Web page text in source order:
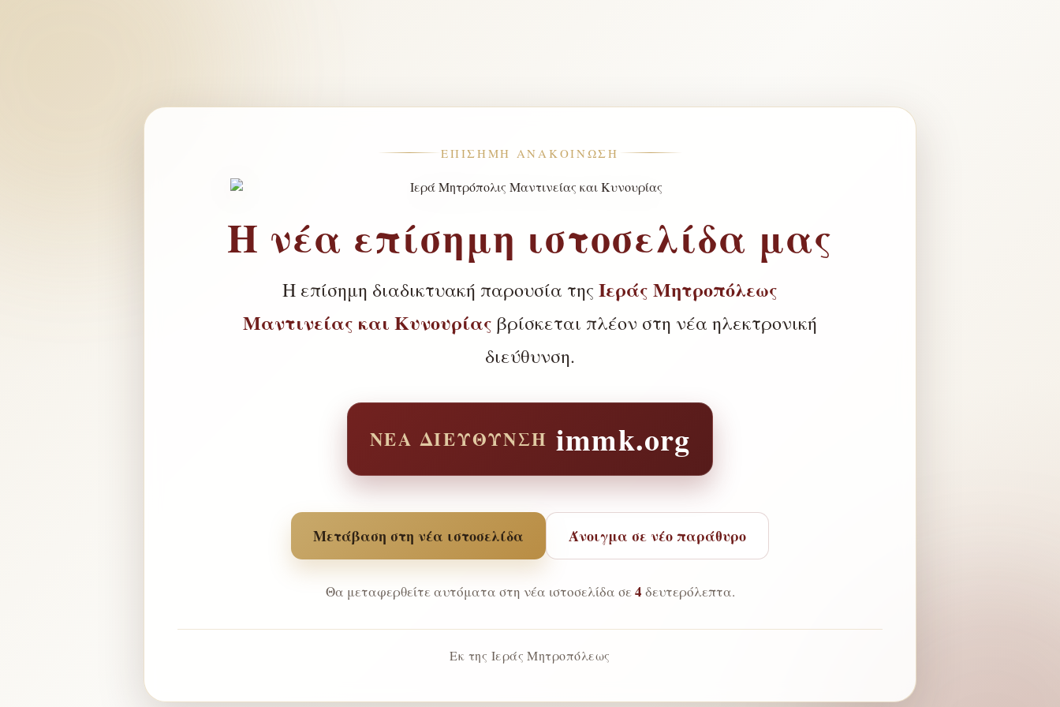
ΕΠΊΣΗΜΗ ΑΝΑΚΟΊΝΩΣΗ
Η νέα επίσημη ιστοσελίδα μας
Η επίσημη διαδικτυακή παρουσία της Ιεράς Μητροπόλεως
Μαντινείας και Κυνουρίας βρίσκεται πλέον στη νέα ηλεκτρονική
διεύθυνση.
ΝΈΑ ΔΙΕΎΘΥΝΣΗ immk.org
Μετάβαση στη νέα ιστοσελίδα Άνοιγμα σε νέο παράθυρο
Θα μεταφερθείτε αυτόματα στη νέα ιστοσελίδα σε4 δευτερόλεπτα.
Εκ της Ιεράς Μητροπόλεως